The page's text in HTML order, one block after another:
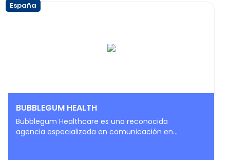
España
BUBBLEGUM HEALTH
Bubblegum Healthcare es una reconocida
agencia especializada en comunicación en...